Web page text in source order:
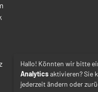
Hallo! Könnten wir bitte
Analyticsaktivieren? Sie
jederzeit ändern oder